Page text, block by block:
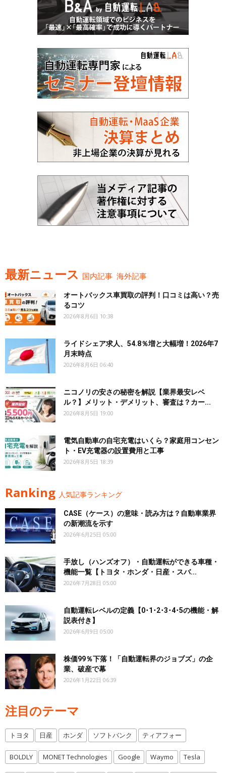
最新ニュース 国内記事 海外記事
オートバックス車買取の評判！口コミは高い？売
るコツ
2026年8月6日 10:38
ライドシェア求人、54.8％増と大幅増！2026年7
月末時点
2026年8月6日 06:40
ニコノリの安さの秘密を解説【業界最安レベ
ル？】メリット・デメリット、審査は？カー...
2026年8月5日 19:00
電気自動車の自宅充電はいくら？家庭用コンセン
ト・EV充電器の設置費用と工事
2026年8月5日 18:39
Ranking 人気記事ランキング
CASE（ケース）の意味・読み方は？自動車業界
の新潮流を示す
2026年6月25日 05:00
手放し（ハンズオフ）・自動運転ができる車種・
機能一覧【トヨタ・ホンダ・日産・スバ...
2026年7月28日 05:00
自動運転レベルの定義【0･1･2･3･4･5の機能・解
説表付き】
2026年6月9日 05:00
株価99％下落！「自動運転界のジョブズ」の企
業、破産で幕
2026年1月22日 06:39
注目のテーマ
トヨタ 日産 ホンダ ソフトバンク ティアフォー
BOLDLY MONET Technologies Google Waymo Tesla